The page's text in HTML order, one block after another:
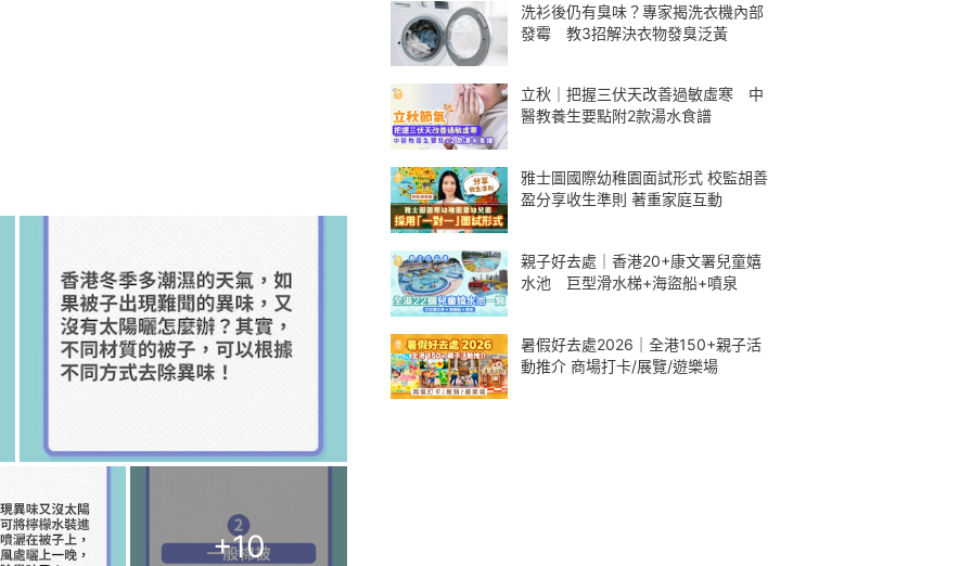
+10
洗衫後仍有臭味？專家揭洗衣機內部
發霉 教3招解決衣物發臭泛黃
立秋｜把握三伏天改善過敏虛寒 中
醫教養生要點附2款湯水食譜
雅士圖國際幼稚園面試形式 校監胡善
盈分享收生準則 著重家庭互動
親子好去處｜香港20+康文署兒童嬉
水池 巨型滑水梯+海盜船+噴泉
暑假好去處2026｜全港150+親子活
動推介 商場打卡/展覽/遊樂場